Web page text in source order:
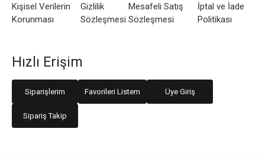
Kişisel Verilerin
Korunması
Gizlilik
Sözleşmesi
Mesafeli Satış
Sözleşmesi
İptal ve İade
Politikası
Hızlı Erişim
Siparişlerim Favorileri Listem Üye Giriş
Sipariş Takip